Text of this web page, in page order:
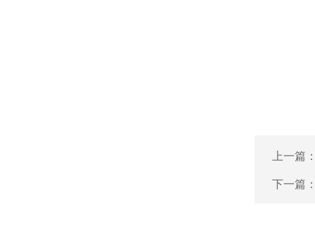
上一篇
下一篇